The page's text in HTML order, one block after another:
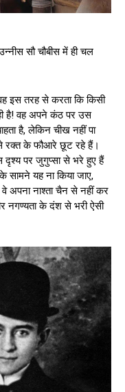
सौ चौबीस में ही चल
इस तरह से करता कि किसी
है! वह अपने कंठ पर उस
है, लेकिन चीख नहीं पा
से रक्त के फौआरे छूट रहे हैं।
पर जुगुप्सा से भरे हुए हैं
यह ना किया जाए,
अपना नाश्ता चैन से नहीं कर
नगण्यता के दंश से भरी ऐसी